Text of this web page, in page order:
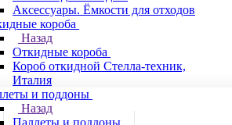
Аксессуары. Ёмкости для отходов
короба
Назад
Откидные короба
Короб откидной Стелла-техник,
Италия
и поддоны
Назад
Паллеты и поддоны